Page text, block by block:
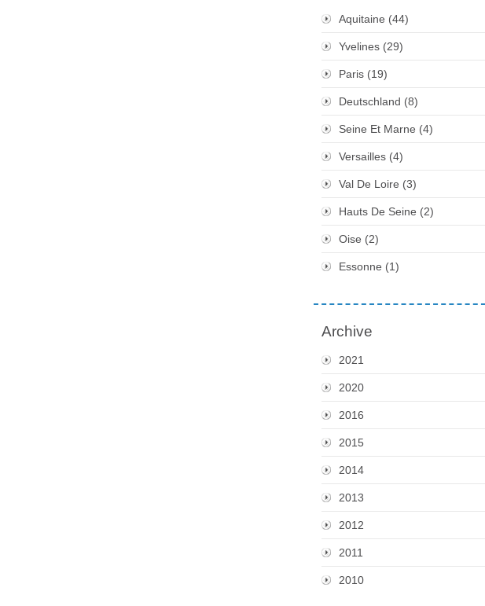
Aquitaine (44)
Yvelines (29)
Paris (19)
Deutschland (8)
Seine Et Marne (4)
Versailles (4)
Val De Loire (3)
Hauts De Seine (2)
Oise (2)
Essonne (1)
Archive
2021
2020
2016
2015
2014
2013
2012
2011
2010